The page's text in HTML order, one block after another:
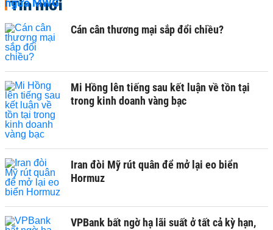
Tin mới
Cán cân thương mại sắp đổi chiều?
Mi Hồng lên tiếng sau kết luận về tồn tại
trong kinh doanh vàng bạc
Iran đòi Mỹ rút quân để mở lại eo biển
Hormuz
VPBank bất ngờ hạ lãi suất ở tất cả kỳ hạn,